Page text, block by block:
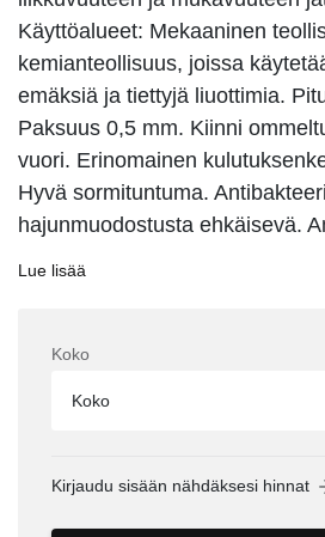
Käyttöalueet: Mekaaninen
kemianteollisuus, joissa
emäksiä ja tiettyjä liuottimia.
Paksuus 0,5 mm. Kiinni
vuori. Erinomainen
Hyvä sormituntuma.
hajunmuodostusta ehkäisevä.
Lue lisää
Koko
Koko
Kirjaudu sisään nähdäksesi hinnat